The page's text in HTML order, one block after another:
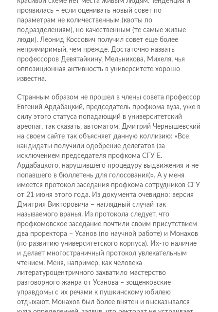
проявилась – если оценивать новый совет по
параметрам не количественным (квоты по
подразделениям), но качественным (те самые живые
люди). Леонид Коссович получил совет еще более
непримиримый, чем прежде. Достаточно назвать
профессоров Девятайкину, Мельникова, Михеля, чья
оппозиционная активность в университете хорошо
известна.
Странным образом не прошел в члены совета профессор
Евгений Ардабацкий, председатель профкома вуза, уже в
силу этого статуса попадающий в университетский
ареопаг, так сказать, автоматом. Дмитрий Чернышевский
на своем сайте так объясняет данную коллизию: «Все
кандидаты получили одобрение делегатов (за
исключением председателя профкома СГУ Е.
Ардабацкого, нарушившего процедуру выдвижения и не
попавшего в бюллетень для голосования)». А у меня
имеется протокол заседания профкома сотрудников СГУ
от 21 июня этого года. Из документа очевидно: версия
Дмитрия Викторовича – наглядный случай так
называемого вранья. Из протокола следует, что
профкомовское заседание почтили своим присутствием
два проректора – Усанов (по научной работе) и Монахов
(по развитию университетского корпуса). Их-то наличие
и делает многостраничный протокол увлекательным
чтением. Меня, например, как человека
литературоцентричного захватило мастерство
разговорного жанра от Усанова – зощенковские
управдомы с их речами к пушкинскому юбилею
отдыхают. Монахов был более внятен и высказывался